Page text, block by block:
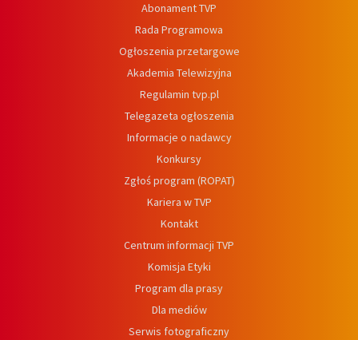
Abonament TVP
Rada Programowa
Ogłoszenia przetargowe
Akademia Telewizyjna
Regulamin tvp.pl
Telegazeta ogłoszenia
Informacje o nadawcy
Konkursy
Zgłoś program (ROPAT)
Kariera w TVP
Kontakt
Centrum informacji TVP
Komisja Etyki
Program dla prasy
Dla mediów
Serwis fotograficzny